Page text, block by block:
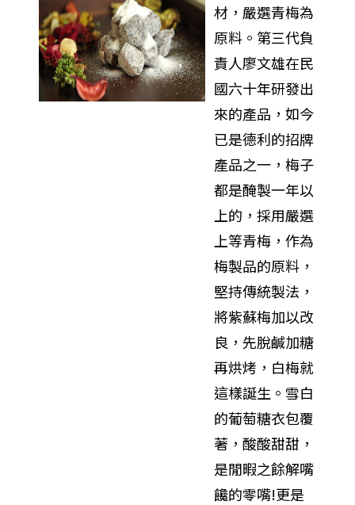
材，嚴選青梅為
原料。第三代負
責人廖文雄在民
國六十年研發出
來的產品，如今
已是德利的招牌
產品之一，梅子
都是醃製一年以
上的，採用嚴選
上等青梅，作為
梅製品的原料，
堅持傳統製法，
將紫蘇梅加以改
良，先脫鹹加糖
再烘烤，白梅就
這樣誕生。雪白
的葡萄糖衣包覆
著，酸酸甜甜，
是閒暇之餘解嘴
饞的零嘴!更是